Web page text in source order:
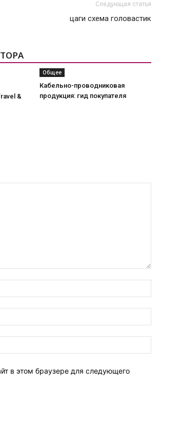
Следующая статья
цаги схема головастик
&
Общее
Кабельно-проводниковая
продукция: гид покупателя
в этом браузере для следующего